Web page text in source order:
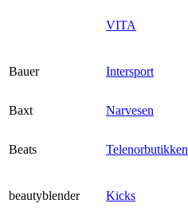
VITA
Bauer Intersport
Baxt
Narvesen
Beats Telenorbutikken
beautyblender Kicks